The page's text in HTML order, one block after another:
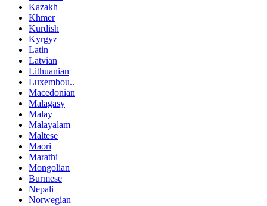
Kazakh
Khmer
Kurdish
Kyrgyz
Latin
Latvian
Lithuanian
Luxembou..
Macedonian
Malagasy
Malay
Malayalam
Maltese
Maori
Marathi
Mongolian
Burmese
Nepali
Norwegian